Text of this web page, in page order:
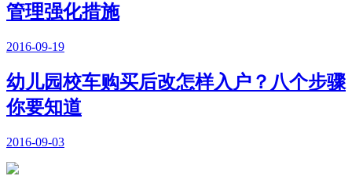
管理强化措施
2016-09-19
幼儿园校车购买后改怎样入户？八个步骤
你要知道
2016-09-03